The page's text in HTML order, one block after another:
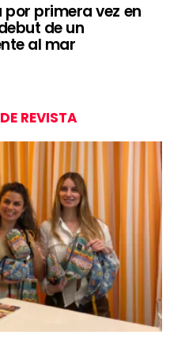
primera vez en
de un
al mar
REVISTA